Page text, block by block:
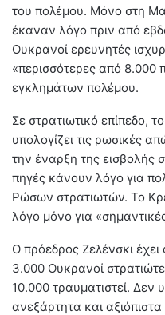
του πολέμου. Μόνο στη
έκαναν λόγο πριν από
Ουκρανοί ερευνητές
«περισσότερες από 8.000
εγκλημάτων πολέμου.
Σε στρατιωτικό επίπεδο,
υπολογίζει τις ρωσικές
την έναρξη της εισβολής
πηγές κάνουν λόγο για
Ρώσων στρατιωτών. Το
λόγο μόνο για
Ο πρόεδρος Ζελένσκι
3.000 Ουκρανοί
10.000 τραυματιστεί. Δεν
ανεξάρτητα και αξιόπιστα